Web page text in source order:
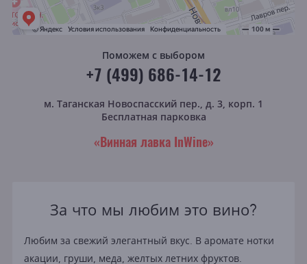
Поможем с выбором
+7 (499) 686-14-12
м. Таганская Новоспасский пер., д. 3, корп. 1
Бесплатная парковка
«Винная лавка InWine»
За что мы любим это вино?
Любим за свежий элегантный вкус. В аромате нотки
акации, груши, меда, желтых летних фруктов.